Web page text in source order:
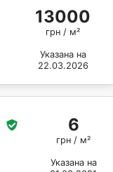
13000
грн / м²
Указана на
22.03.2026
6
грн / м²
Указана на